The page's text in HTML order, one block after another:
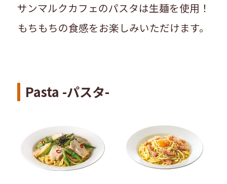
サンマルクカフェのパスタは生麺を使用！
もちもちの食感をお楽しみいただけます。
Pasta -パスタ-